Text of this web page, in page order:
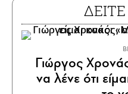
Γιώργος
να λένε ότι